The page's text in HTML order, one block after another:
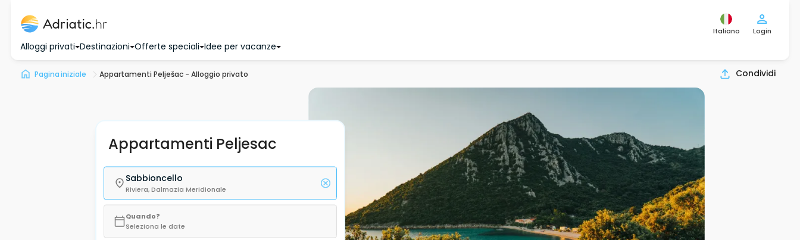
Italiano Login
Alloggi privati Destinazioni Offerte speciali Idee per vacanze
Pagina iniziale Appartamenti Pelješac - Alloggio privato Condividi
Appartamenti Peljesac
Sabbioncello
Riviera, Dalmazia Meridionale
Quando?
Seleziona le date